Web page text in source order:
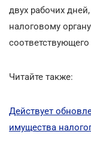
двух рабочих
налоговому
Читайте также:
Действует
имущества